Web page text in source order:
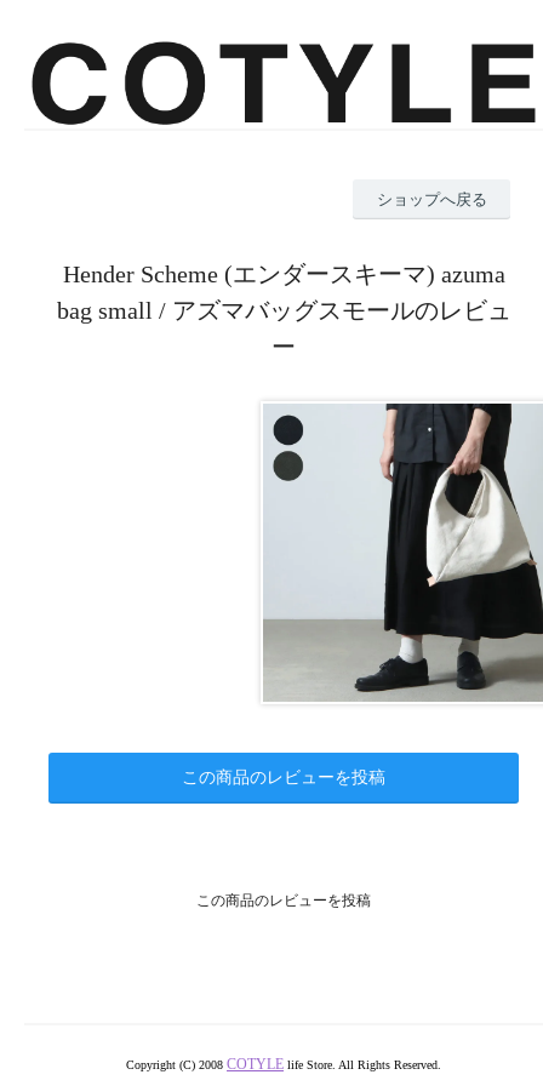
ショップへ戻る
Hender Scheme (エンダースキーマ) azuma
bag small / アズマバッグスモールのレビュ
ー
この商品のレビューを投稿
この商品のレビューを投稿
Copyright (C) 2008 COTYLE life Store. All Rights Reserved.